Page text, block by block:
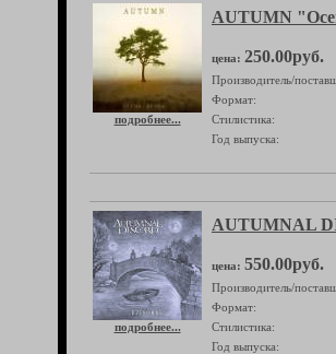
подробнее...
AUTUMN
цена: 250.00руб.
Производитель/
Формат:
Стилистика:
Год выпуска:
подробнее...
AUTUMNAL
цена: 550.00руб.
Производитель/
Формат:
Стилистика:
Год выпуска: